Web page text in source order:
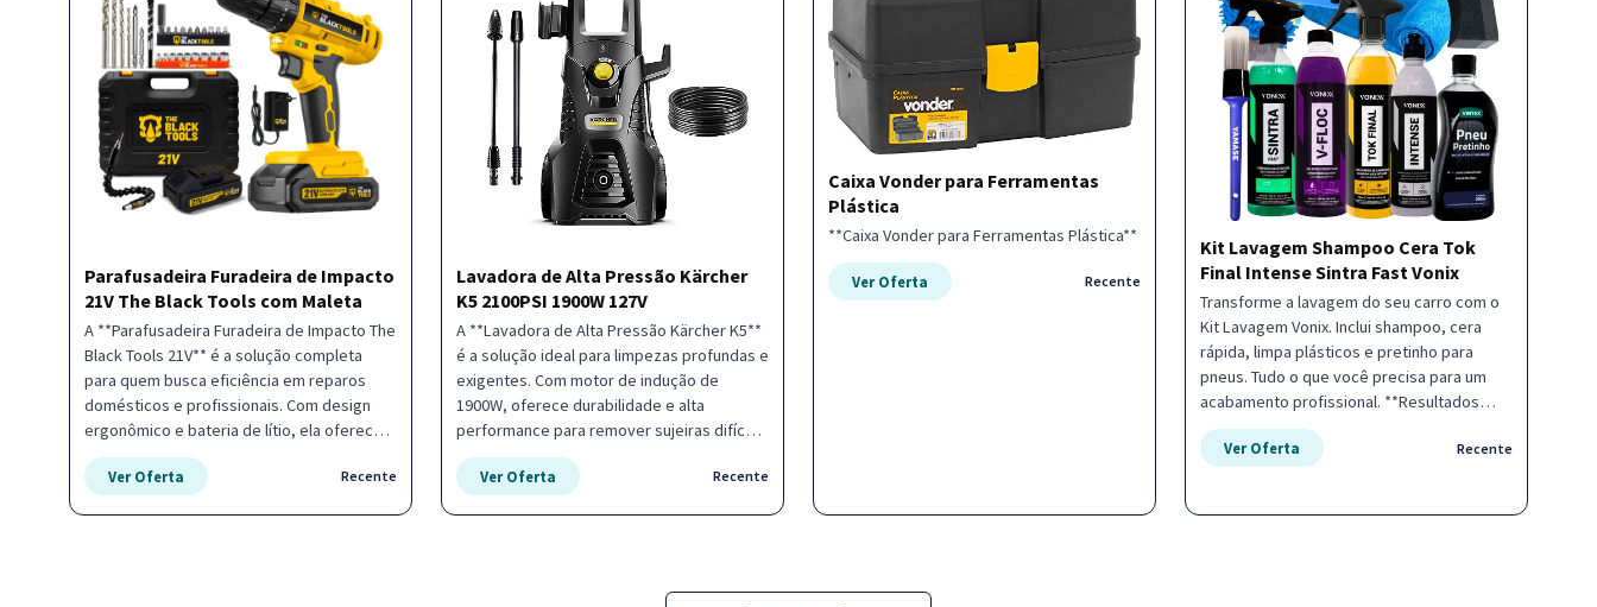
Parafusadeira Furadeira de Impacto
21V The Black Tools com Maleta
A **Parafusadeira Furadeira de Impacto The
Black Tools 21V** é a solução completa
para quem busca eficiência em reparos
domésticos e profissionais. Com design
ergonômico e bateria de lítio, ela oferece a
liberdade de movimento necessária para
trabalhar em qualquer lugar. - Mandril de 3/8
Ver Oferta Recente
Lavadora de Alta Pressão Kärcher
K5 2100PSI 1900W 127V
A **Lavadora de Alta Pressão Kärcher K5**
é a solução ideal para limpezas profundas e
exigentes. Com motor de indução de
1900W, oferece durabilidade e alta
performance para remover sujeiras difíceis
em diversas superfícies. - Pressão de 2100
PSI para maior eficiência na limpeza - Vazão
Ver Oferta Recente
Caixa Vonder para Ferramentas
Plástica
**Caixa Vonder para Ferramentas Plástica**
Ver Oferta Recente
Kit Lavagem Shampoo Cera Tok
Final Intense Sintra Fast Vonix
Transforme a lavagem do seu carro com o
Kit Lavagem Vonix. Inclui shampoo, cera
rápida, limpa plásticos e pretinho para
pneus. Tudo o que você precisa para um
acabamento profissional. **Resultados
incríveis e proteção duradoura** para o seu
veículo. Adquira já e deixe seu carro
Ver Oferta Recente